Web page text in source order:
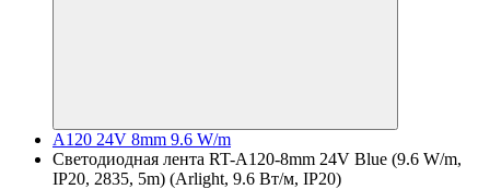
A120 24V 8mm 9.6 W/m
Светодиодная лента RT-A120-8mm 24V Blue (9.6 W/m,
IP20, 2835, 5m) (Arlight, 9.6 Вт/м, IP20)